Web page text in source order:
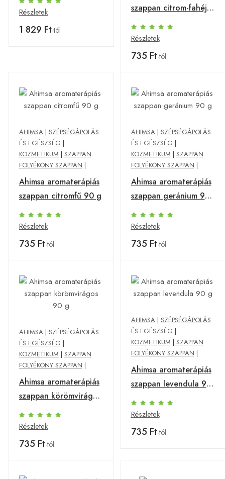
Részletek
1 829 Ft-tól
szappan citrom-fahéj
90 g
Részletek
735 Ft-tól
AHIMSA | SZÉPSÉGÁPOLÁS
ÉS EGÉSZSÉG |
KOZMETIKUM | SZAPPAN
FOLYÉKONY SZAPPAN |
Ahimsa aromaterápiás
szappan citromfű 90 g
Részletek
735 Ft-tól
AHIMSA| SZÉPSÉGÁPOLÁS
ÉS EGÉSZSÉG |
KOZMETIKUM | SZAPPAN
FOLYÉKONY SZAPPAN |
Ahimsa aromaterápiás
szappan geránium 90
g
Részletek
735 Ft-tól
AHIMSA | SZÉPSÉGÁPOLÁS
ÉS EGÉSZSÉG |
KOZMETIKUM | SZAPPAN
FOLYÉKONY SZAPPAN |
Ahimsa aromaterápiás
szappan körömvirágos
90 g
Részletek
735 Ft-tól
AHIMSA| SZÉPSÉGÁPOLÁS
ÉS EGÉSZSÉG |
KOZMETIKUM | SZAPPAN
FOLYÉKONY SZAPPAN |
Ahimsa aromaterápiás
szappan levendula 90
g
Részletek
735 Ft-tól